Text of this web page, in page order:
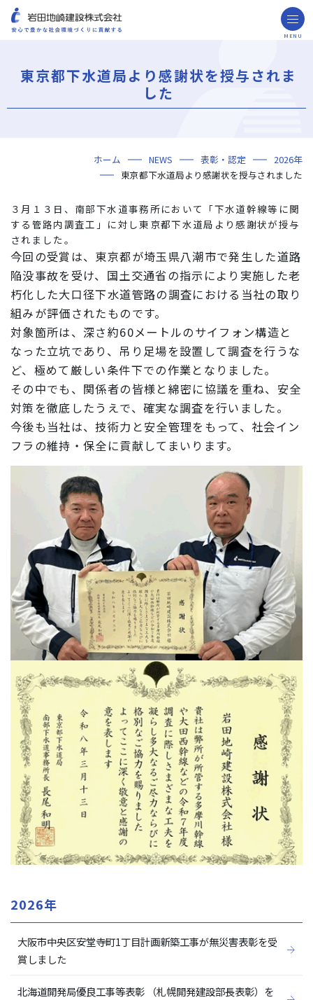
MENU
ごあいさつ
ミッション・ビジョン・社訓
会社概要
組織図
役員一覧
沿革
岩田地崎の歴史
事業所一覧
関連会社
プレスリリース
財務情報
岩田地崎建設のCM
3分でわかる岩田地崎建設
用途区分から探す
GISマップシステム
Niseko Project
プロジェクトレポート
技術・ソリューション
海外事業
NISEKO PROJECTS
閉じる
東京都下水道局より感謝状を授与されま
した
ホーム NEWS 表彰・認定
2026年
東京都下水道局より感謝状を授与されました
３月１３日、南部下水道事務所において「下水道幹線等に関
する管路内調査工」に対し東京都下水道局より感謝状が授与
されました。
今回の受賞は、東京都が埼玉県八潮市で発生した道路
陥没事故を受け、国土交通省の指示により実施した老
朽化した大口径下水道管路の調査における当社の取り
組みが評価されたものです。
対象箇所は、 深さ約60メートルのサイフォン構造と
なった立坑であり、吊り足場を設置して調査を行うな
ど、極めて厳しい条件下での作業となりました。
その中でも、関係者の皆様と綿密に協議を重ね、安全
対策を徹底したうえで、確実な調査を行いました。
今後も当社は、技術力と安全管理をもって、社会イン
フラの維持・保全に貢献してまいります。
2026年
大阪市中央区安堂寺町1丁目計画新築工事が無災害表彰を受
賞しました
北海道開発局優良工事等表彰 （札幌開発建設部長表彰）を